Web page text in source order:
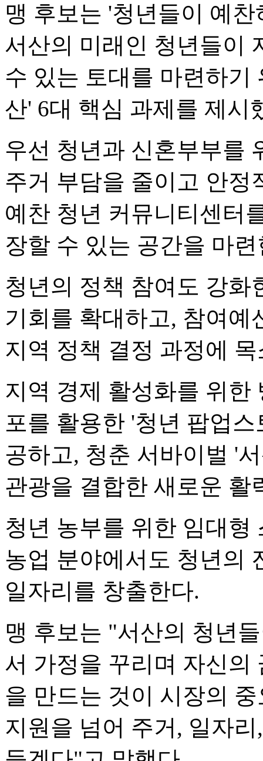
맹 후보는 '청년들이 예
서산의 미래인 청년들이
수 있는 토대를 마련하기
산' 6대 핵심 과제를 제시
우선 청년과 신혼부부를
주거 부담을 줄이고 안정
예찬 청년 커뮤니티센터
장할 수 있는 공간을 마
청년의 정책 참여도 강화
기회를 확대하고, 참여예
지역 정책 결정 과정에
지역 경제 활성화를 위한
포를 활용한 '청년 팝업
공하고, 청춘 서바이벌 '
관광을 결합한 새로운 활
청년 농부를 위한 임대형
농업 분야에서도 청년의
일자리를 창출한다.
맹 후보는 "서산의 청년
서 가정을 꾸리며 자신의
을 만드는 것이 시장의
지원을 넘어 주거, 일자